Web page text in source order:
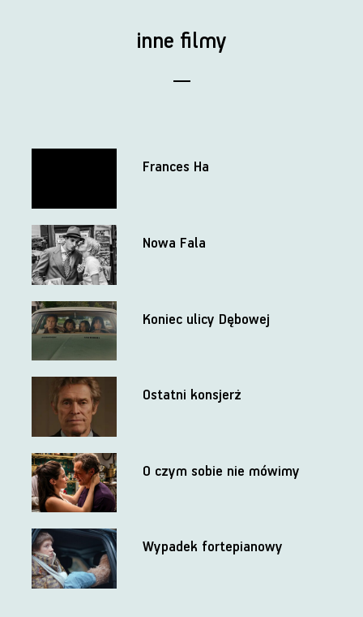
inne filmy
Frances Ha
Nowa Fala
Koniec ulicy Dębowej
Ostatni konsjerż
O czym sobie nie mówimy
Wypadek fortepianowy